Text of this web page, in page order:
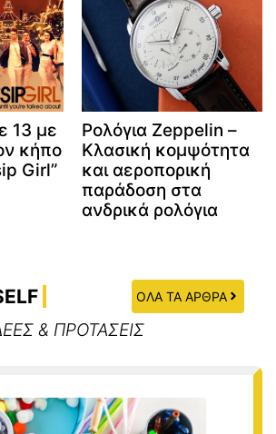
13 με
κήπο
Girl”
Ρολόγια Zeppelin –
Κλασική κομψότητα
και αεροπορική
παράδοση στα
ανδρικά ρολόγια
ΟΛΑ ΤΑ ΑΡΘΡΑ
& ΠΡΟΤΑΣΕΙΣ